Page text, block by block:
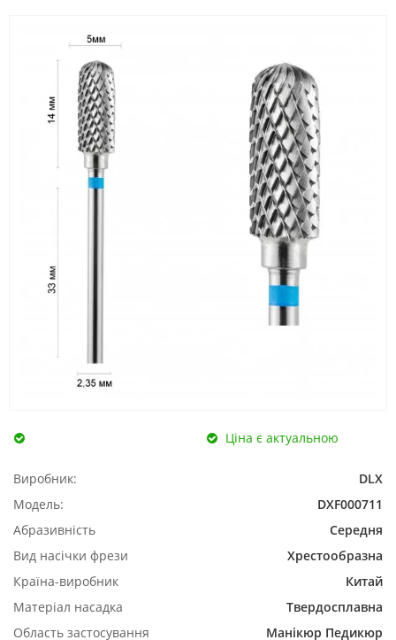
Ціна є актуальною
Виробник:
DLX
Модель:
DXF000711
Абразивність
Середня
Вид насічки фрези
Хрестообразна
Країна-виробник
Китай
Матеріал насадка
Твердосплавна
Область застосування
Манікюр Педикюр